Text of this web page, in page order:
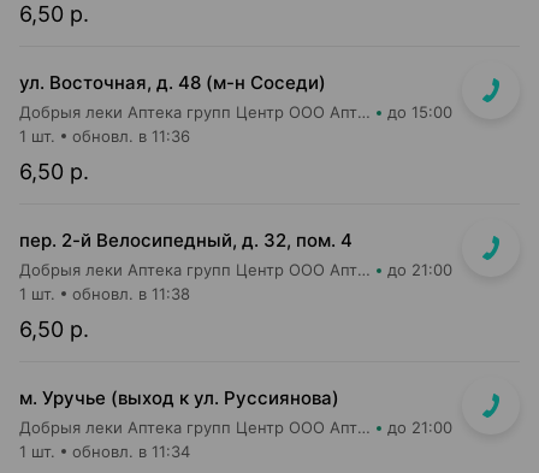
6,50 р.
ул. Восточная, д. 48 (м-н Соседи)
Добрыя леки Аптека групп Центр ООО Аптека №45 до 15:00
6,50 р.
1 шт. обновл. в 11:36
пер. 2-й Велосипедный, д. 32, пом. 4
Добрыя леки Аптека групп Центр ООО Аптека №92 до 21:00
6,50 р.
1 шт. обновл. в 11:38
м. Уручье (выход к ул. Руссиянова)
Добрыя леки Аптека групп Центр ООО Аптека №16 до 21:00
1 шт. обновл. в 11:34